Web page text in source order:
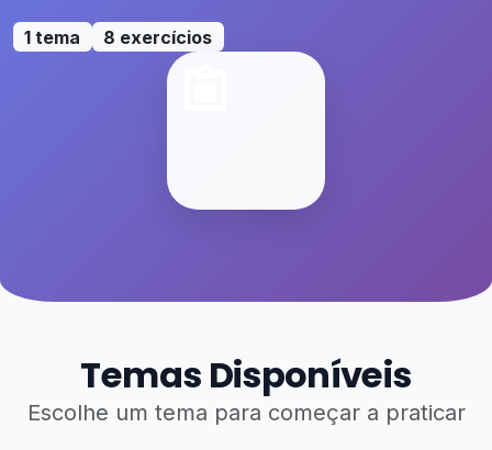
1 tema 8 exercícios
Temas Disponíveis
Escolhe um tema para começar a praticar